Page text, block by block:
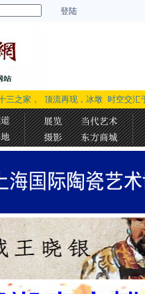
登陆
三之家， 顶流再现，冰墩 时空交汇